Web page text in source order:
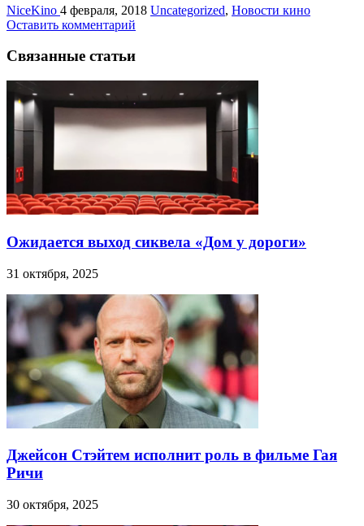
NiceKino 4 февраля, 2018 Uncategorized, Новости кино
Оставить комментарий
Связанные статьи
Ожидается выход сиквела «Дом у дороги»
31 октября, 2025
Джейсон Стэйтем исполнит роль в фильме Гая
Ричи
30 октября, 2025